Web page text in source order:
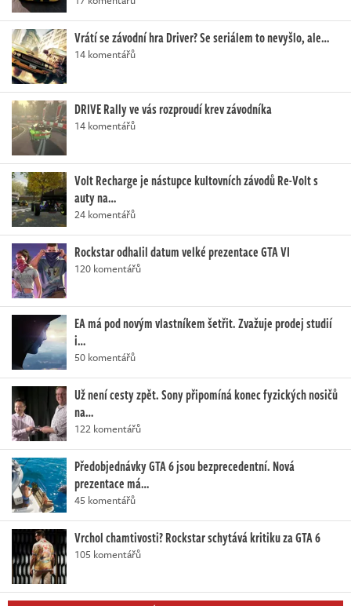
Vrátí se závodní hra Driver? Se seriálem to nevyšlo, ale…
14 komentářů
DRIVE Rally ve vás rozproudí krev závodníka
14 komentářů
Volt Recharge je nástupce kultovních závodů Re-Volt s
auty na…
24 komentářů
Rockstar odhalil datum velké prezentace GTA VI
120 komentářů
EA má pod novým vlastníkem šetřit. Zvažuje prodej studií
i…
50 komentářů
Už není cesty zpět. Sony připomíná konec fyzických nosičů
na…
122 komentářů
Předobjednávky GTA 6 jsou bezprecedentní. Nová
prezentace má…
45 komentářů
Vrchol chamtivosti? Rockstar schytává kritiku za GTA 6
105 komentářů